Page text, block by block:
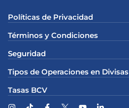
Políticas de Privacidad
Términos y Condiciones
Seguridad
Tipos de Operaciones en Divisas
Tasas BCV